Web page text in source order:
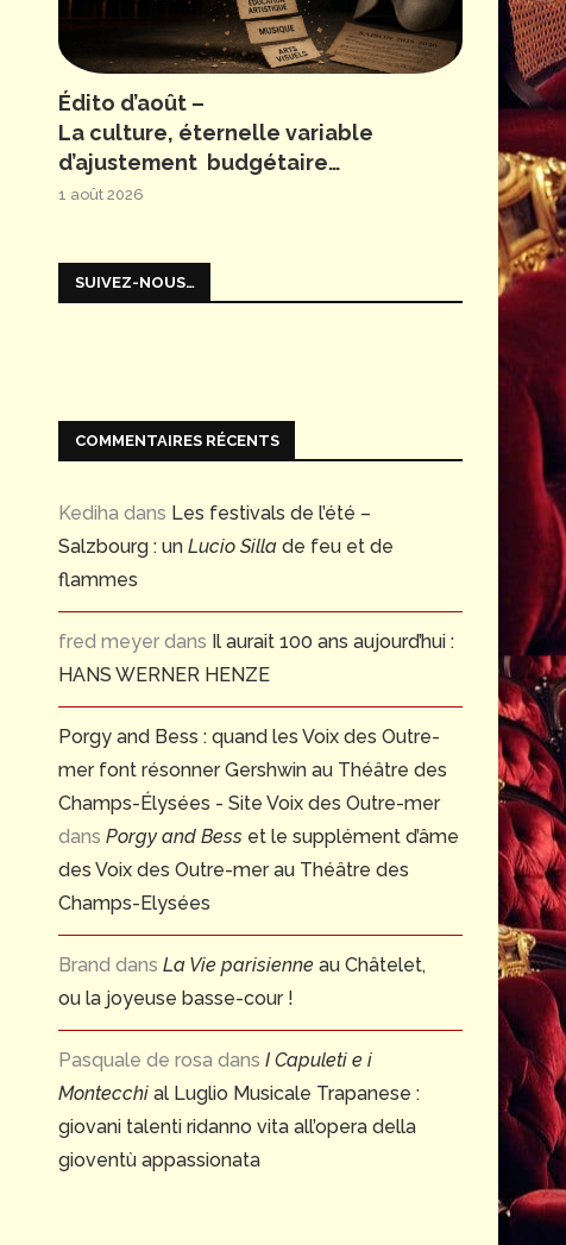
Édito d’août –
La culture, éternelle variable
d’ajustement budgétaire…
1 août 2026
SUIVEZ-NOUS…
COMMENTAIRES RÉCENTS
Kediha dans Les festivals de l’été –
Salzbourg : un Lucio Silla de feu et de
flammes
fred meyer dans Il aurait 100 ans aujourd’hui :
HANS WERNER HENZE
Porgy and Bess : quand les Voix des Outre-
mer font résonner Gershwin au Théâtre des
Champs-Élysées - Site Voix des Outre-mer
dans Porgy and Bess et le supplément d’âme
des Voix des Outre-mer au Théâtre des
Champs-Elysées
Brand dans La Vie parisienne au Châtelet,
ou la joyeuse basse-cour !
Pasquale de rosa dans I Capuleti e i
Montecchi al Luglio Musicale Trapanese :
giovani talenti ridanno vita all’opera della
gioventù appassionata